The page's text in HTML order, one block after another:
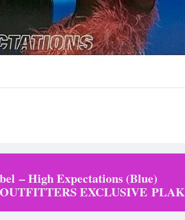
– High Expectations (Blue)
EXCLUSIVE PLAK